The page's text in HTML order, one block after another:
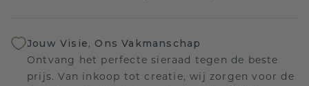
Jouw Visie, Ons Vakmanschap
Ontvang het perfecte sieraad tegen de beste
prijs. Van inkoop tot creatie, wij zorgen voor de